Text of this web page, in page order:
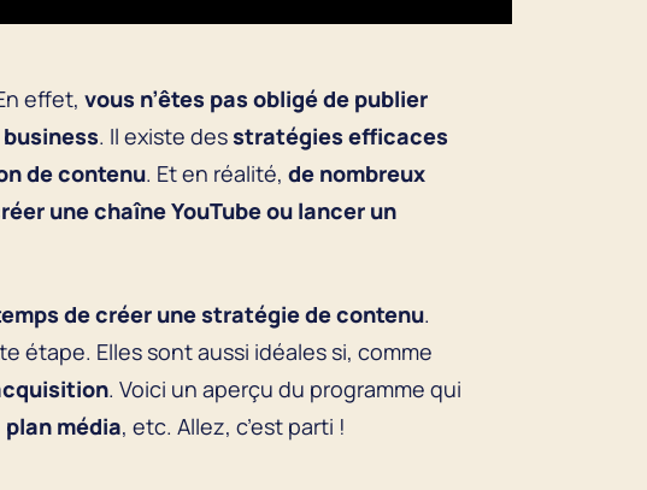
effet, vous n’êtes pas obligé de publier
. Il existe desstratégies efficaces
de contenu. Et en réalité, de nombreux
une chaîne YouTube ou lancer un
de créer une stratégie de contenu.
étape. Elles sont aussi idéales si, comme
. Voici un aperçu du programme qui
plan média, etc. Allez, c’est parti !